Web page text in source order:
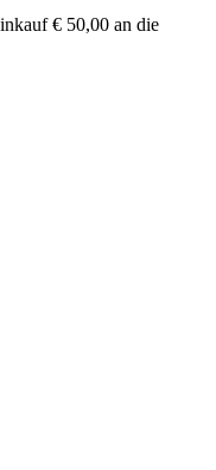
€ 50,00 an die